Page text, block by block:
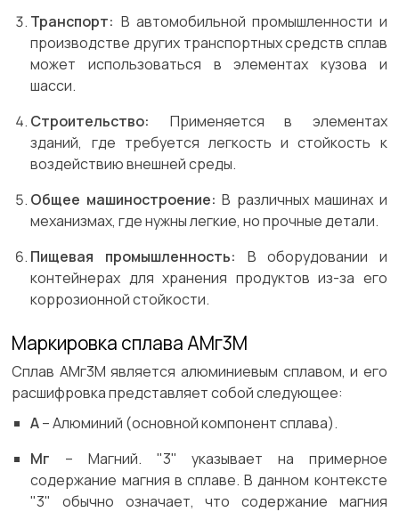
Транспорт: В автомобильной промышленности и
производстве других транспортных средств сплав
может использоваться в элементах кузова и
шасси.
Строительство:
Применяется в элементах
зданий, где требуется легкость и стойкость к
воздействию внешней среды.
Общее машиностроение: В различных машинах и
механизмах, где нужны легкие, но прочные детали.
Пищевая промышленность:
В оборудовании и
контейнерах для хранения продуктов из-за его
коррозионной стойкости.
Маркировка сплава АМг3М
Сплав АМг3М является алюминиевым сплавом, и его
расшифровка представляет собой следующее:
А– Алюминий (основной компонент сплава).
Мг – Магний. "3" указывает на примерное
содержание магния в сплаве. В данном контексте
"3" обычно означает, что содержание магния